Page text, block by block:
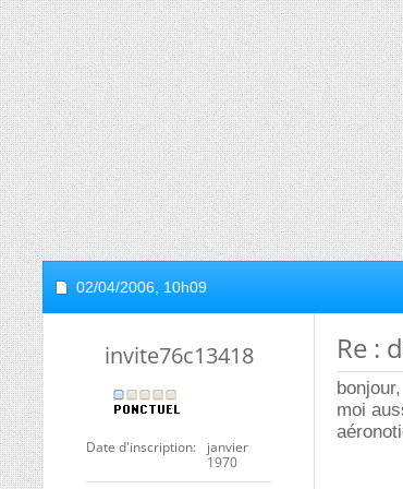
02/04/2006, 10h09
invite76c13418
Date d'inscription
janvier
1970
Re :
bonjour,
moi